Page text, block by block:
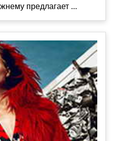
предлагает ...